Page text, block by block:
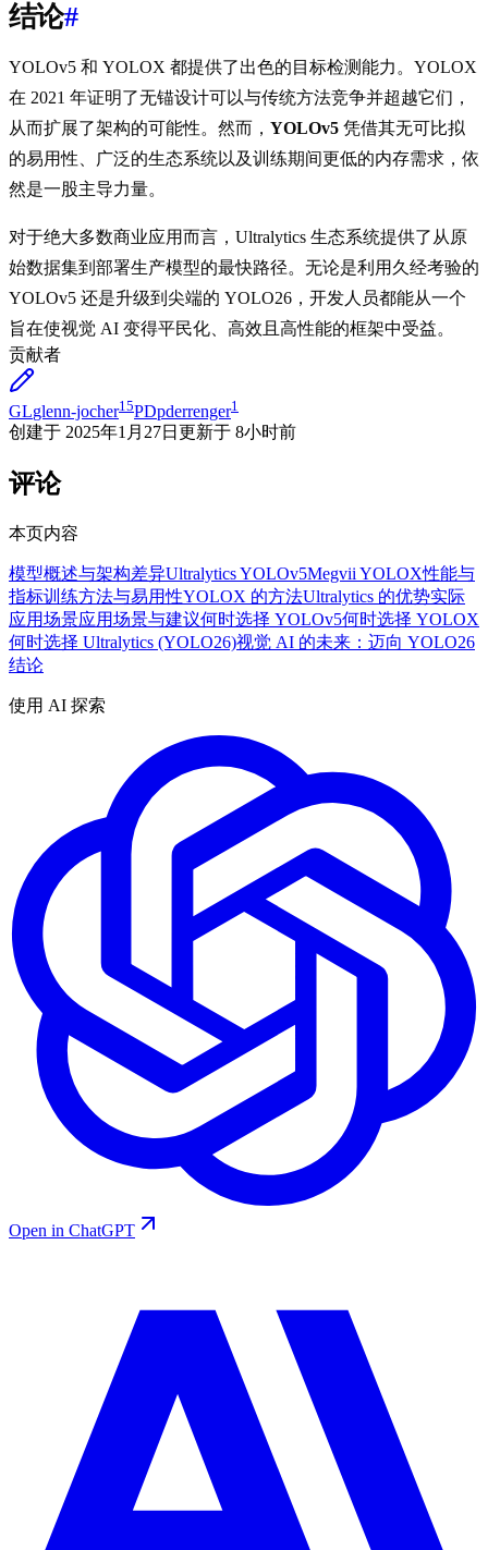
结论#
YOLOv5 和 YOLOX 都提供了出色的目标检测能力。YOLOX
在 2021 年证明了无锚设计可以与传统方法竞争并超越它们，
从而扩展了架构的可能性。然而， YOLOv5 凭借其无可比拟
的易用性、广泛的生态系统以及训练期间更低的内存需求，依
然是一股主导力量。
对于绝大多数商业应用而言，Ultralytics 生态系统提供了从原
始数据集到部署生产模型的最快路径。无论是利用久经考验的
YOLOv5 还是升级到尖端的 YOLO26，开发人员都能从一个
旨在使视觉 AI 变得平民化、高效且高性能的框架中受益。
贡献者
GLglenn-jocher15PDpderrenger1
创建于 2025年1月27日 更新于 8小时前
评论
本页内容
模型概述与架构差异Ultralytics YOLOv5Megvii YOLOX性能与
指标训练方法与易用性YOLOX 的方法Ultralytics 的优势实际
应用场景应用场景与建议何时选择 YOLOv5何时选择 YOLOX
何时选择 Ultralytics (YOLO26)视觉 AI 的未来：迈向 YOLO26
结论
使用 AI 探索
Open in ChatGPT